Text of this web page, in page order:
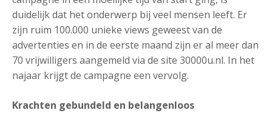
duidelijk dat het onderwerp bij veel mensen leeft. Er
zijn ruim 100.000 unieke views geweest van de
advertenties en in de eerste maand zijn er al meer dan
70 vrijwilligers aangemeld via de site 30000u.nl. In het
najaar krijgt de campagne een vervolg.
Krachten gebundeld en belangenloos